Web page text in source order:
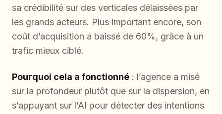
sa crédibilité sur des verticales délaissées par
les grands acteurs. Plus important encore, son
coût d’acquisition a baissé de 60%, grâce à un
trafic mieux ciblé.
Pourquoi cela a fonctionné : l’agence a misé
sur la profondeur plutôt que sur la dispersion, en
s’appuyant sur l’AI pour détecter des intentions